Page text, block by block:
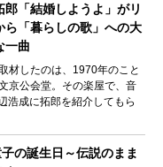
「結婚しようよ」がリ
ら「暮らしの歌」への大
一曲
材したのは、1970年のこと
京公会堂。その楽屋で、音
浩成に拓郎を紹介してもら
の誕生日～伝説のまま